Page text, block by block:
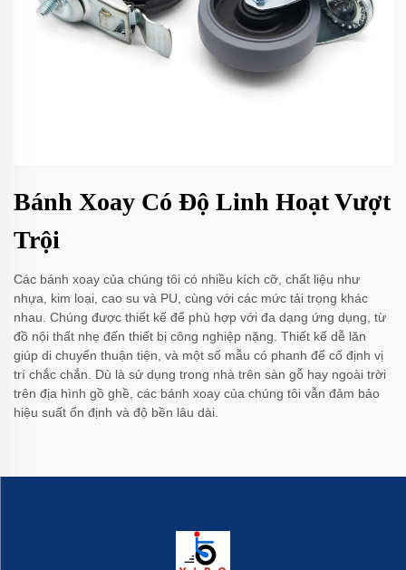
Bánh Xoay Có Độ Linh Hoạt Vượt
Trội
Các bánh xoay của chúng tôi có nhiều kích cỡ, chất liệu như
nhựa, kim loại, cao su và PU, cùng với các mức tải trọng khác
nhau. Chúng được thiết kế để phù hợp với đa dạng ứng dụng, từ
đồ nội thất nhẹ đến thiết bị công nghiệp nặng. Thiết kế dễ lăn
giúp di chuyển thuận tiện, và một số mẫu có phanh để cố định vị
trí chắc chắn. Dù là sử dụng trong nhà trên sàn gỗ hay ngoài trời
trên địa hình gồ ghề, các bánh xoay của chúng tôi vẫn đảm bảo
hiệu suất ổn định và độ bền lâu dài.